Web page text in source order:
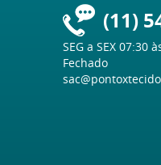
(11)
SEG a SEX 07:30
Fechado